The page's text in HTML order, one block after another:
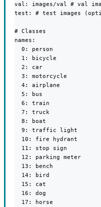
val: images/val # val
test: # test images
# Classes
names:
  0: person
  1: bicycle
  2: car
  3: motorcycle
  4: airplane
  5: bus
  6: train
  7: truck
  8: boat
  9: traffic light
  10: fire hydrant
  11: stop sign
  12: parking meter
  13: bench
  14: bird
  15: cat
  16: dog
  17: horse